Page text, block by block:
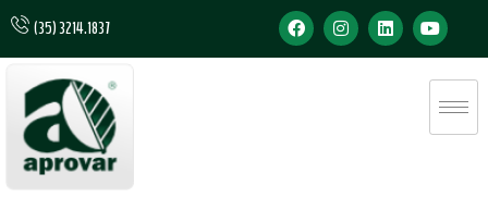
(35) 3214.1837